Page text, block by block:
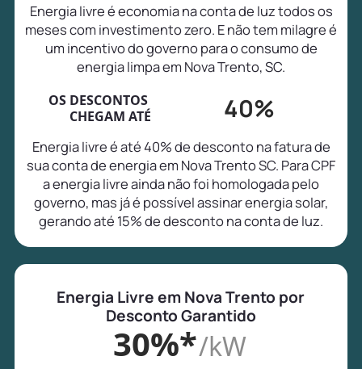
Energia livre é economia na conta de luz todos os
meses com investimento zero. E não tem milagre é
um incentivo do governo para o consumo de
energia limpa em Nova Trento, SC.
OS DESCONTOS
CHEGAM ATÉ
40%
Energia livre é até 40% de desconto na fatura de
sua conta de energia em Nova Trento SC. Para CPF
a energia livre ainda não foi homologada pelo
governo, mas já é possível assinar energia solar,
gerando até 15% de desconto na conta de luz.
Energia Livre em Nova Trento por
Desconto Garantido
30%*/kW